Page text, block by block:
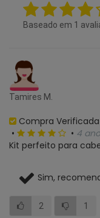
Baseado em 1
Tamires M.
Compra Verificada
•
• 4
Kit perfeito para
Sim,
2 1